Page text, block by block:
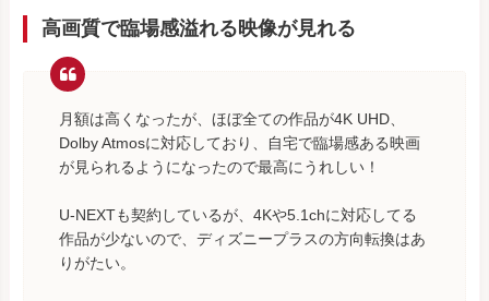
高画質で臨場感溢れる映像が見れる
月額は高くなったが、ほぼ全ての作品が4K UHD、
Dolby Atmosに対応しており、自宅で臨場感ある映画
が見られるようになったので最高にうれしい！
U-NEXTも契約しているが、4Kや5.1chに対応してる
作品が少ないので、ディズニープラスの方向転換はあ
りがたい。